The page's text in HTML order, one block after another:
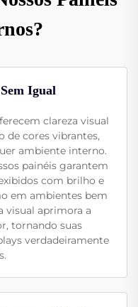
Igual
clareza visual
de cores vibrantes,
ambiente interno.
painéis garantem
com brilho e
em ambientes bem
visual aprimora a
tornando suas
verdadeiramente